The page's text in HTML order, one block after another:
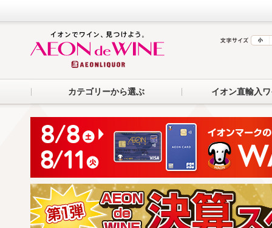
カテゴリーから選ぶ イオン直輸入